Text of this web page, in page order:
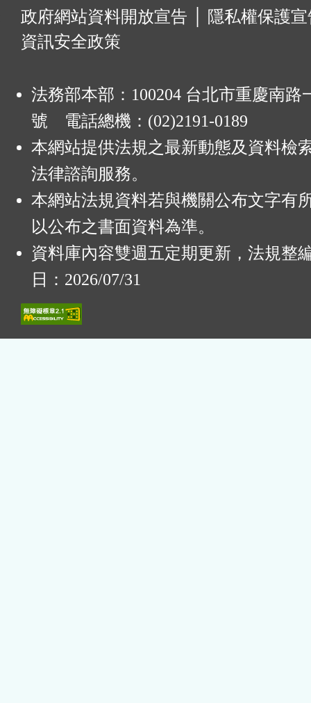
政府網站資料開放宣告
隱私權保護
資訊安全政策
法務部本部：100204 台北市重慶南路
號 電話總機：(02)2191-0189
本網站提供法規之最新動態及資料檢
法律諮詢服務。
本網站法規資料若與機關公布文字有
以公布之書面資料為準。
資料庫內容雙週五定期更新，法規整
日：2026/07/31